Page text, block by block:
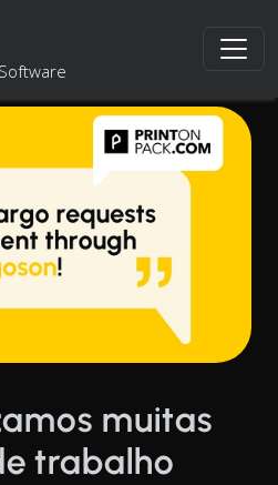
muitas
trabalho